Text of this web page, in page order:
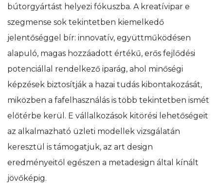
bútorgyártást helyezi fókuszba. A kreatívipar e
szegmense sok tekintetben kiemelkedő
jelentőséggel bír: innovatív, együttműködésen
alapuló, magas hozzáadott értékű, erős fejlődési
potenciállal rendelkező iparág, ahol minőségi
képzések biztosítják a hazai tudás kibontakozását,
miközben a fafelhasználás is több tekintetben ismét
előtérbe kerül. E vállalkozások kitörési lehetőségeit
az alkalmazható üzleti modellek vizsgálatán
keresztül is támogatjuk, az art design
eredményeitől egészen a metadesign által kínált
jövőképig.